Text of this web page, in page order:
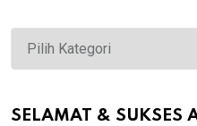
atas
SELAMAT & SUKSES